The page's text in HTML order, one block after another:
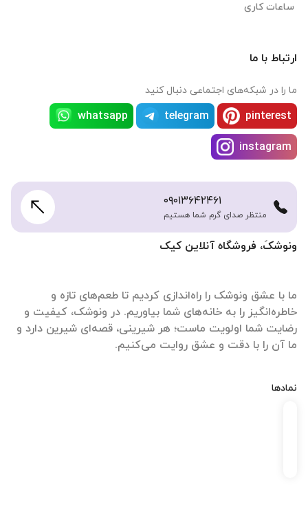
ونوشکَ، فروشگاه آنلاین کیک
ما با عشق ونوشک را راه‌اندازی کردیم تا طعم‌های تازه و
خاطره‌انگیز را به خانه‌های شما بیاوریم. در ونوشک، کیفیت و
رضایت شما اولویت ماست؛ هر شیرینی، قصه‌ای شیرین دارد و
ما آن را با دقت و عشق روایت می‌کنیم.
نمادها
ساعات کاری
ارتباط با ما
ما را در شبکه‌های اجتماعی دنبال کنید
pinterest
telegram
whatsapp
instagram
۰۹۰۱۳۶۴۲۴۶۱
منتظر صدای گرم شما هستیم